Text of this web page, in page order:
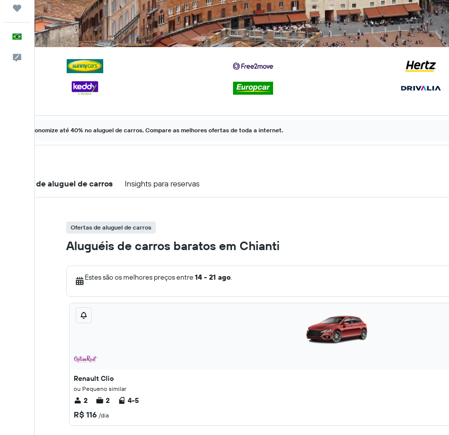
Trips
Português
Comentários
Economize até 40% no aluguel de carros. Compare as melhores ofertas de toda a internet.
Ofertas de aluguel de carros Insights para reservas
Ofertas de aluguel de carros
Aluguéis de carros baratos em Chianti
Estes são os melhores preços entre14 - 21 ago.
Renault Clio
ou Pequeno similar
2 2 4-5
R$ 116 /dia